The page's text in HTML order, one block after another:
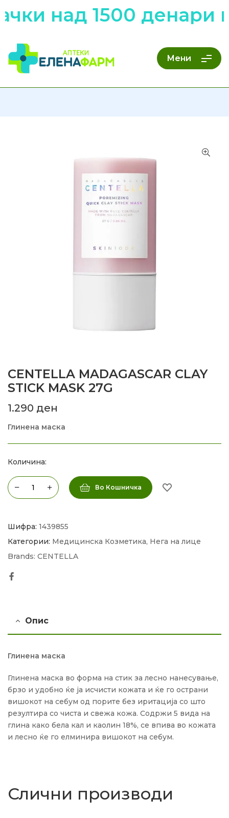
над 1500 денари
Мени
CENTELLA MADAGASCAR CLAY
STICK MASK 27G
1.290 ден
Глинена маска
Количина:
Во Кошничка
Шифра: 1439855
Категории: Медицинска Козметика, Нега на лице
Brands: CENTELLA
Опис
Глинена маска
Глинена маска во форма на стик за лесно нанесување,
брзо и удобно ќе ја исчисти кожата и ќе го острани
вишокот на себум од порите без иритација со што
резултира со чиста и свежа кожа. Содржи 5 вида на
глина како бела кал и каолин 18%, се впива во кожата
и лесно ќе го елминира вишокот на себум.
Слични производи